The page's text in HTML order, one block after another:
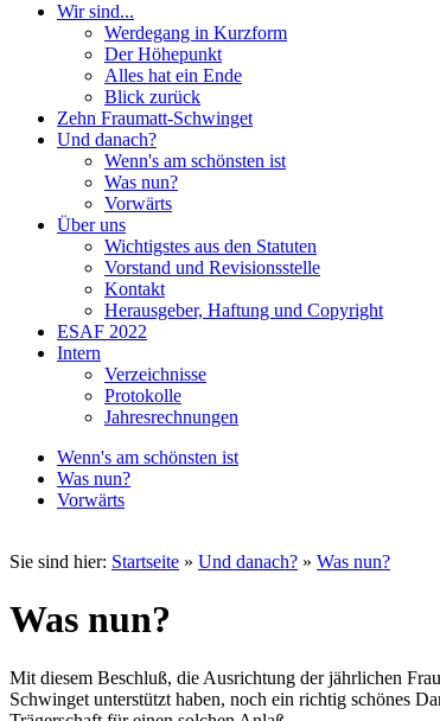
Wir sind...
Werdegang in Kurzform
Der Höhepunkt
Alles hat ein Ende
Blick zurück
Zehn Fraumatt-Schwinget
Und danach?
Wenn's am schönsten ist
Was nun?
Vorwärts
Über uns
Wichtigstes aus den Statuten
Vorstand und Revisionsstelle
Kontakt
Herausgeber, Haftung und Copyright
ESAF 2022
Intern
Verzeichnisse
Protokolle
Jahresrechnungen
Wenn's am schönsten ist
Was nun?
Vorwärts
Sie sind hier: Startseite » Und danach? » Was nun?
Was nun?
Mit diesem Beschluß, die Ausrichtung der jährlichen
Schwinget unterstützt haben, noch ein richtig schönes